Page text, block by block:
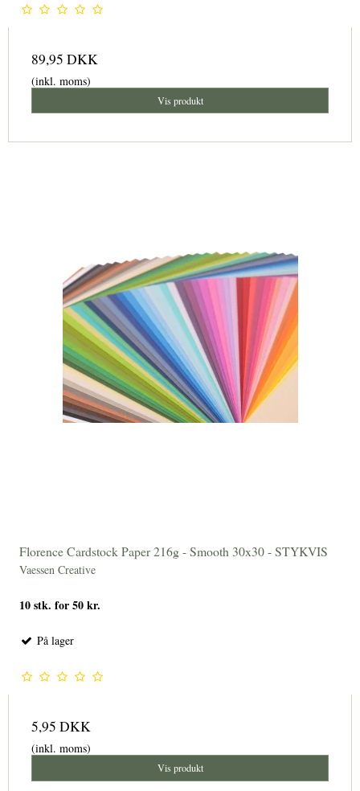
89,95 DKK
(inkl. moms)
Vis produkt
Florence Cardstock Paper 216g - Smooth 30x30 - STYKVIS
Vaessen Creative
10 stk. for 50 kr.
På lager
5,95 DKK
(inkl. moms)
Vis produkt